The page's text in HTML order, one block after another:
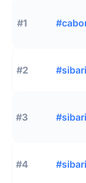
#1
#2
#3
#4